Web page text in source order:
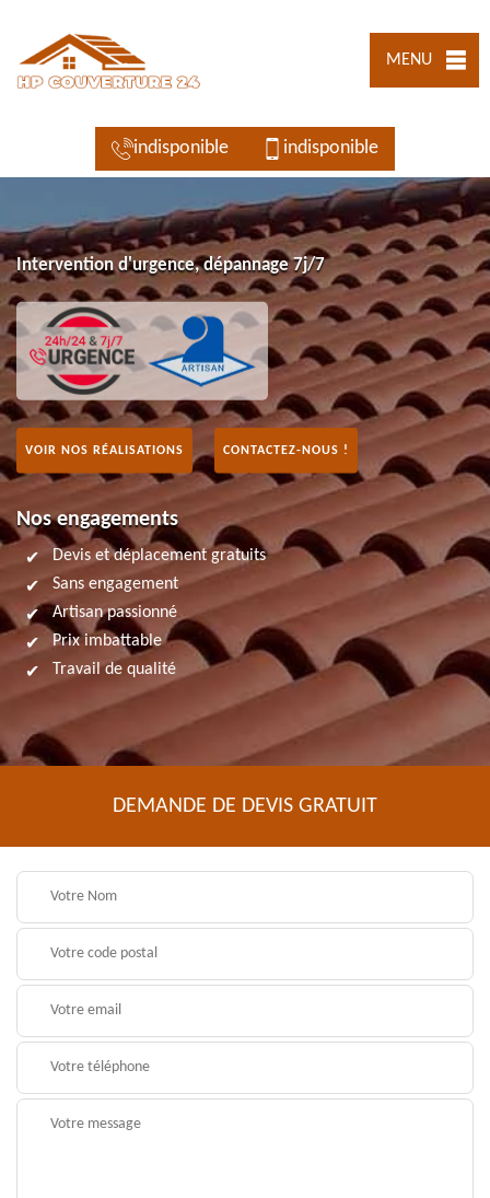
MENU
indisponible indisponible
Intervention d'urgence, dépannage 7j/7
VOIR NOS RÉALISATIONS CONTACTEZ-NOUS !
Nos engagements
Devis et déplacement gratuits
Sans engagement
Artisan passionné
Prix imbattable
Travail de qualité
DEMANDE DE DEVIS GRATUIT